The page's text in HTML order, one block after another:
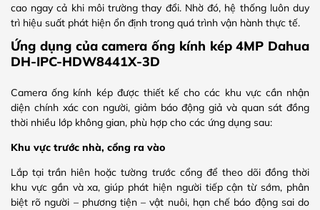
cao ngay cả khi môi trường thay đổi. Nhờ đó, hệ thống luôn duy
trì hiệu suất phát hiện ổn định trong quá trình vận hành thực tế.
Ứng dụng của camera ống kính kép 4MP Dahua
DH-IPC-HDW8441X-3D
Camera ống kính kép được thiết kế cho các khu vực cần nhận
diện chính xác con người, giảm báo động giả và quan sát đồng
thời nhiều lớp không gian, phù hợp cho các ứng dụng sau:
Khu vực trước nhà, cổng ra vào
Lắp tại trần hiên hoặc tường trước cổng để theo dõi đồng thời
khu vực gần và xa, giúp phát hiện người tiếp cận từ sớm, phân
biệt rõ người – phương tiện – vật nuôi, hạn chế báo động sai do